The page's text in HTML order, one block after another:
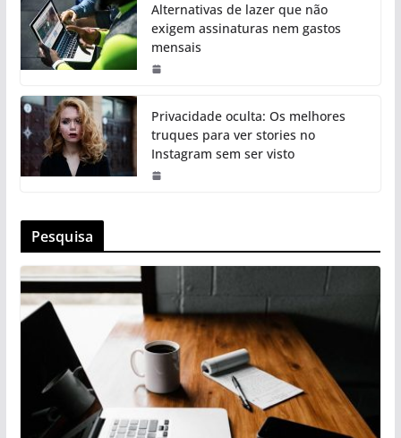
Alternativas de lazer que não
exigem assinaturas nem gastos
mensais
Privacidade oculta: Os melhores
truques para ver stories no
Instagram sem ser visto
Pesquisa